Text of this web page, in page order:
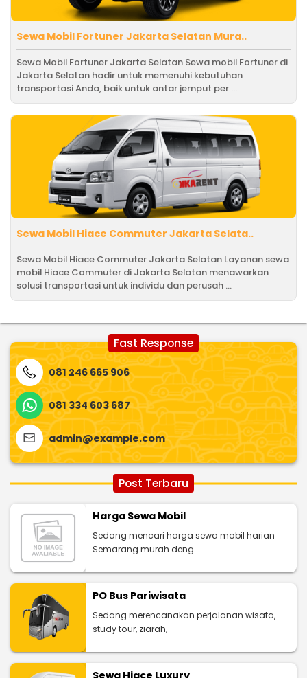
Sewa Mobil Fortuner Jakarta Selatan Mura..
Sewa Mobil Fortuner Jakarta Selatan Sewa mobil Fortuner di
Jakarta Selatan hadir untuk memenuhi kebutuhan
transportasi Anda, baik untuk antar jemput per ...
Sewa Mobil Hiace Commuter Jakarta Selata..
Sewa Mobil Hiace Commuter Jakarta Selatan Layanan sewa
mobil Hiace Commuter di Jakarta Selatan menawarkan
solusi transportasi untuk individu dan perusah ...
Fast Response
081 246 665 906
081 334 603 687
admin@example.com
Post Terbaru
Harga Sewa Mobil
Sedang mencari harga sewa mobil harian
Semarang murah deng
PO Bus Pariwisata
Sedang merencanakan perjalanan wisata,
study tour, ziarah,